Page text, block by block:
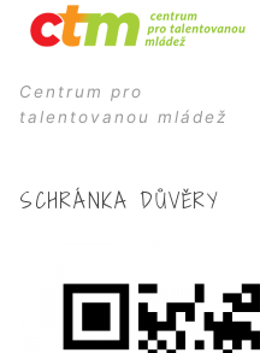
Centrum pro
talentovanou mládež
SCHRÁNKA DŮVĚRY